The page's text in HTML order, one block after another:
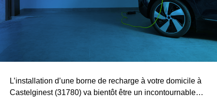
L’installation d’une borne de recharge à votre domicile à
Castelginest (31780) va bientôt être un incontournable…